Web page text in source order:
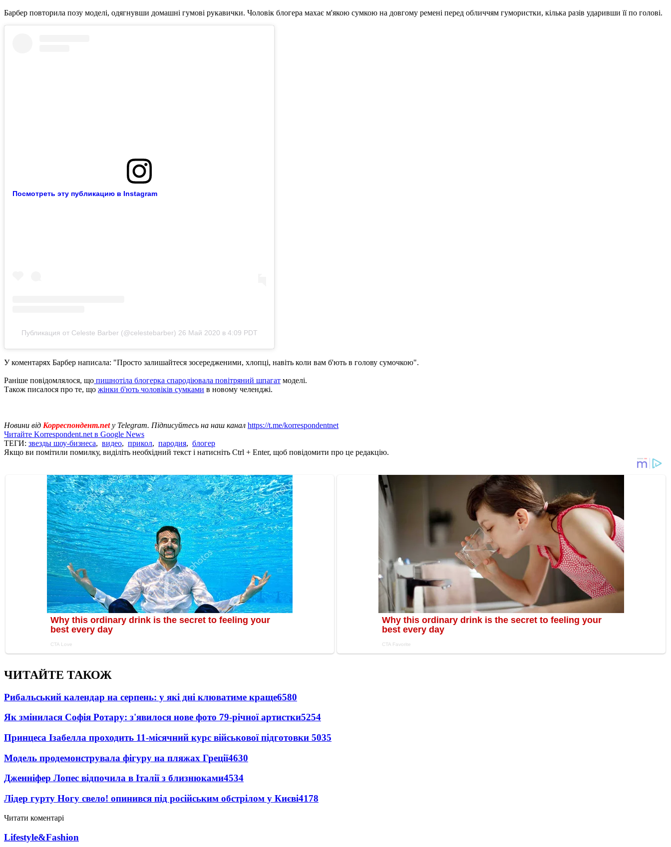
Барбер повторила позу моделі, одягнувши домашні гумові рукавички. Чоловік блогера махає м'якою сумкою на довгому ремені перед обличчям гумористки, кілька разів ударивши її по голові.
Посмотреть эту публикацию в Instagram
Публикация от Celeste Barber (@celestebarber) 26 Май 2020 в 4:09 PDT
У коментарях Барбер написала: "Просто залишайтеся зосередженими, хлопці, навіть коли вам б'ють в голову сумочкою".
Раніше повідомлялося, що пишнотіла блогерка спародіювала повітряний шпагат моделі.
Також писалося про те, що жінки б'ють чоловіків сумками в новому челенджі.
Новини від Корреспондент.net у Telegram. Підписуйтесь на наш канал https://t.me/korrespondentnet
Читайте Korrespondent.net в Google News
ТЕГИ: звезды шоу-бизнеса, видео, прикол, пародия, блогер
Якщо ви помітили помилку, виділіть необхідний текст і натисніть Ctrl + Enter, щоб повідомити про це редакцію.
ЧИТАЙТЕ ТАКОЖ
Рибальський календар на серпень: у які дні клюватиме краще6580
Як змінилася Софія Ротару: з'явилося нове фото 79-річної артистки5254
Принцеса Ізабелла проходить 11-місячний курс військової підготовки 5035
Модель продемонструвала фігуру на пляжах Греції4630
Дженніфер Лопес відпочила в Італії з близнюками4534
Лідер гурту Ногу свело! опинився під російським обстрілом у Києві4178
Читати коментарі
Lifestyle&Fashion